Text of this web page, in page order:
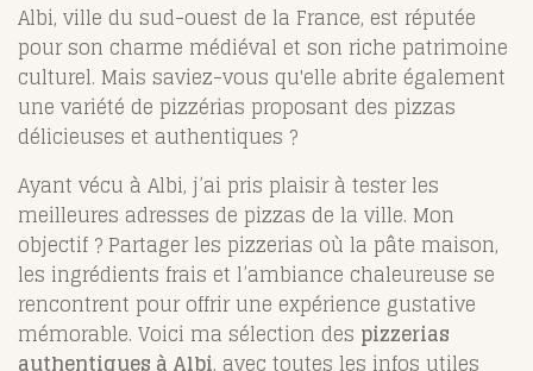
Albi, ville du sud-ouest de la France, est réputée
pour son charme médiéval et son riche patrimoine
culturel. Mais saviez-vous qu'elle abrite également
une variété de pizzérias proposant des pizzas
délicieuses et authentiques ?
Ayant vécu à Albi, j’ai pris plaisir à tester les
meilleures adresses de pizzas de la ville. Mon
objectif ? Partager les pizzerias où la pâte maison,
les ingrédients frais et l’ambiance chaleureuse se
rencontrent pour offrir une expérience gustative
mémorable. Voici ma sélection des pizzerias
authentiques à Albi, avec toutes les infos utiles